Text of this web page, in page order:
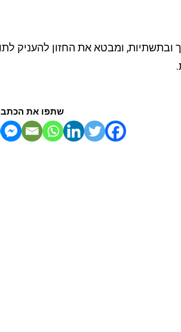
ומבטא את החזון להעניק
שתפו את